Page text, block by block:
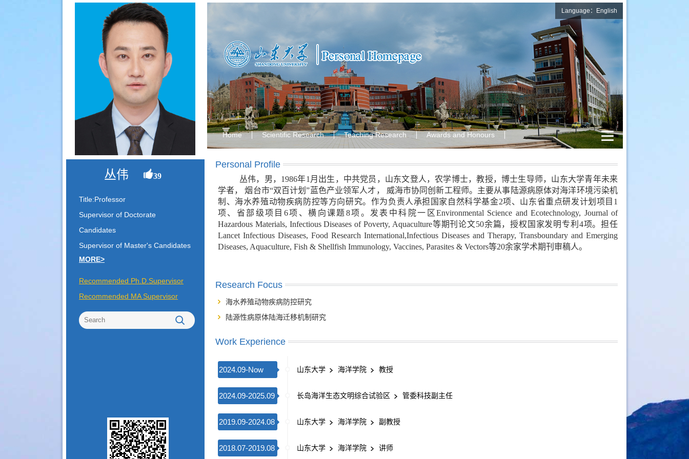
丛伟 39
Title:Professor
Supervisor of Doctorate
Candidates
Supervisor of Master's Candidates
MORE>
Recommended Ph.D.Supervisor
Recommended MA Supervisor
Language：English
Home Scientific Research Teaching Research Awards and Honours
Personal Profile
丛伟，男，1986年1月出生，中共党员，山东文登人，农学博士，教授，博士生导师，山东大学青年未来
学者， 烟台市“双百计划”蓝色产业领军人才， 威海市协同创新工程师。主要从事陆源病原体对海洋环境污染机
制、海水养殖动物疾病防控等方向研究。作为负责人承担国家自然科学基金2项、山东省重点研发计划项目1
项 、 省部级项目6项 、横向课题8项。发表中科院一区Environmental Science and Ecotechnology, Journal of
Hazardous Materials, Infectious Diseases of Poverty, Aquaculture等期刊论文50余篇，授权国家发明专利4项。担任
Lancet Infectious Diseases, Food Research International,Infectious Diseases and Therapy, Transboundary and Emerging
Diseases, Aquaculture, Fish & Shellfish Immunology, Vaccines, Parasites & Vectors等20余家学术期刊审稿人。
Research Focus
海水养殖动物疾病防控研究
陆源性病原体陆海迁移机制研究
Work Experience
2024.09-Now 山东大学 海洋学院 教授
2024.09-2025.09 长岛海洋生态文明综合试验区 管委科技副主任
2019.09-2024.08 山东大学 海洋学院 副教授
2018.07-2019.08 山东大学 海洋学院 讲师